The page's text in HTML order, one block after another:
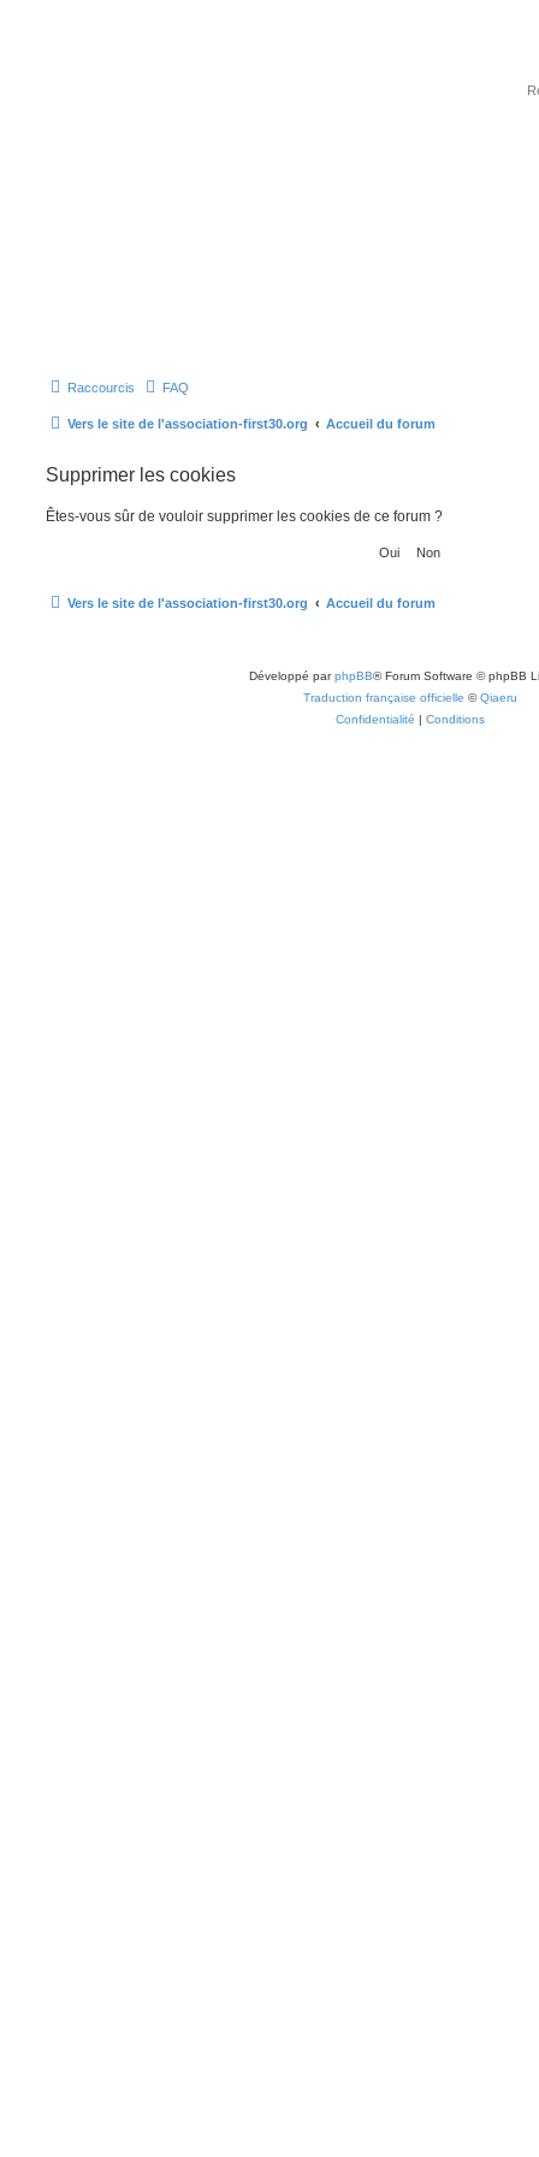
Raccourcis FAQ
Vers le site de l'association-first30.org Accueil du forum
Supprimer les cookies
Êtes-vous sûr de vouloir supprimer les cookies de ce forum ?
Vers le site de l'association-first30.org Accueil du forum
Développé parphpBB® Forum Software © phpBB
Traduction française officielle ©Qiaeru
Confidentialité | Conditions